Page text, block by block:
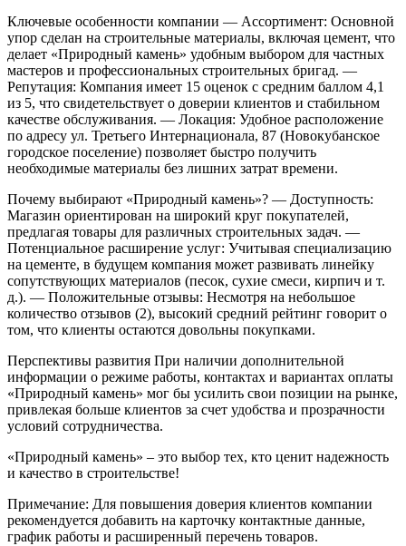
Ключевые особенности компании — Ассортимент: Основной
упор сделан на строительные материалы, включая цемент, что
делает «Природный камень» удобным выбором для частных
мастеров и профессиональных строительных бригад. —
Репутация: Компания имеет 15 оценок с средним баллом 4,1
из 5, что свидетельствует о доверии клиентов и стабильном
качестве обслуживания. — Локация: Удобное расположение
по адресу ул. Третьего Интернационала, 87 (Новокубанское
городское поселение) позволяет быстро получить
необходимые материалы без лишних затрат времени.
Почему выбирают «Природный камень»? — Доступность:
Магазин ориентирован на широкий круг покупателей,
предлагая товары для различных строительных задач. —
Потенциальное расширение услуг: Учитывая специализацию
на цементе, в будущем компания может развивать линейку
сопутствующих материалов (песок, сухие смеси, кирпич и т.
д.). — Положительные отзывы: Несмотря на небольшое
количество отзывов (2), высокий средний рейтинг говорит о
том, что клиенты остаются довольны покупками.
Перспективы развития При наличии дополнительной
информации о режиме работы, контактах и вариантах оплаты
«Природный камень» мог бы усилить свои позиции на рынке,
привлекая больше клиентов за счет удобства и прозрачности
условий сотрудничества.
«Природный камень» – это выбор тех, кто ценит надежность
и качество в строительстве!
Примечание: Для повышения доверия клиентов компании
рекомендуется добавить на карточку контактные данные,
график работы и расширенный перечень товаров.